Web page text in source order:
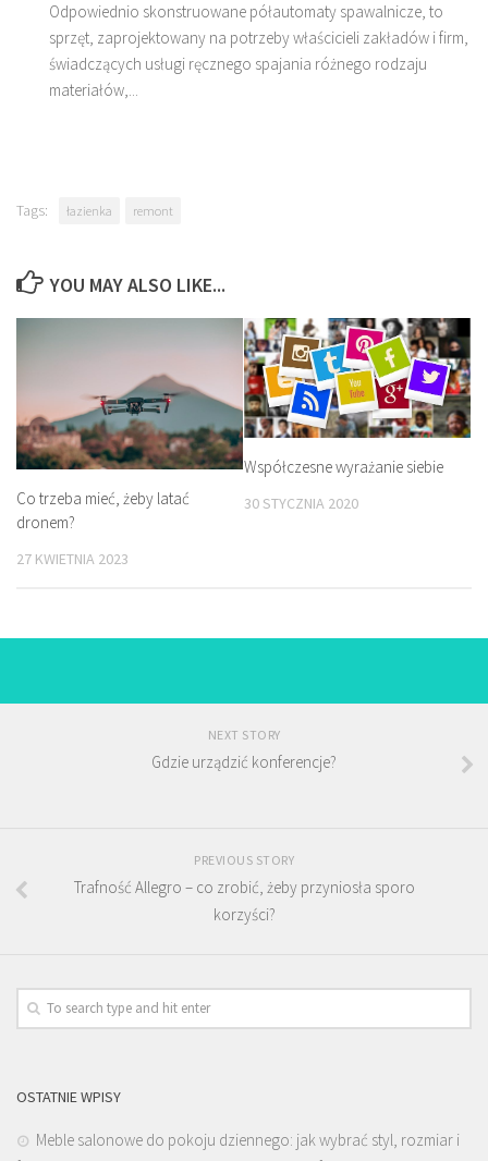
Odpowiednio skonstruowane półautomaty spawalnicze, to
sprzęt, zaprojektowany na potrzeby właścicieli zakładów i firm,
świadczących usługi ręcznego spajania różnego rodzaju
materiałów,...
Tags: łazienka remont
YOU MAY ALSO LIKE...
Co trzeba mieć, żeby latać
dronem?
27 KWIETNIA 2023
Współczesne wyrażanie siebie
30 STYCZNIA 2020
NEXT STORY
Gdzie urządzić konferencje?
PREVIOUS STORY
Trafność Allegro – co zrobić, żeby przyniosła sporo
korzyści?
OSTATNIE WPISY
Meble salonowe do pokoju dziennego: jak wybrać styl, rozmiar i